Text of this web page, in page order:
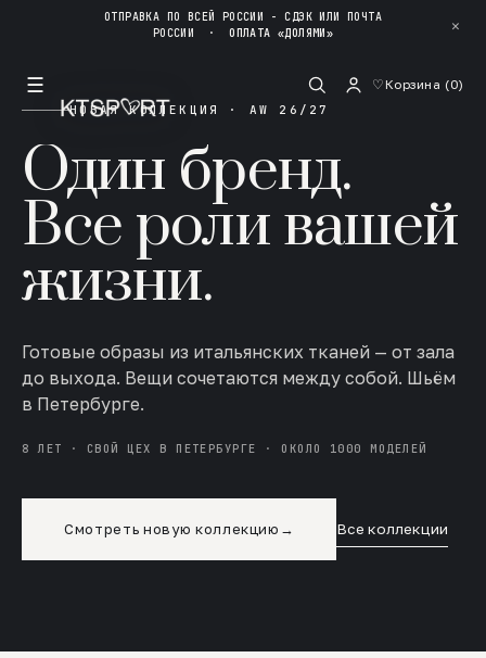
ОТПРАВКА ПО ВСЕЙ РОССИИ - СДЭК ИЛИ ПОЧТА
РОССИИ ·ОПЛАТА «ДОЛЯМИ» ✕
☰ ♡Корзина (0)
НОВАЯ КОЛЛЕКЦИЯ · AW 26/27
Один бренд.
Все роли вашей
жизни.
Готовые образы из итальянских тканей — от зала
до выхода. Вещи сочетаются между собой. Шьём
в Петербурге.
8 ЛЕТ · СВОЙ ЦЕХ В ПЕТЕРБУРГЕ · ОКОЛО 1000 МОДЕЛЕЙ
Смотреть новую коллекцию → Все коллекции